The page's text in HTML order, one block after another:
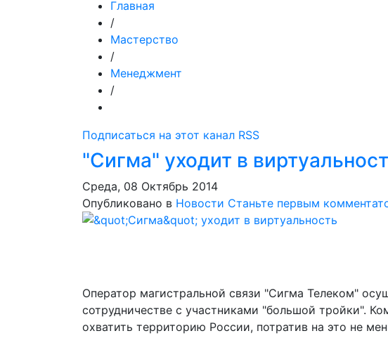
Главная
/
Мастерство
/
Менеджмент
/
Подписаться на этот канал RSS
"Сигма" уходит в
Среда, 08 Октябрь 2014
Опубликовано в Новости Станьте первым
Оператор магистральной связи "Сигма Телеком"
сотрудничестве с участниками "большой тройки".
охватить территорию России, потратив на это не